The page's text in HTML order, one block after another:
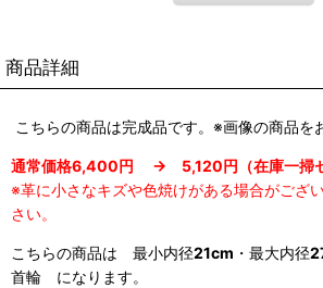
商品詳細
こちらの商品は完成品です。※画像の商品を
通常価格6,400円 → 5,120円（在庫一掃セ
※革に小さなキズや色焼けがある場合がござ
さい。
こちらの商品は 最小内径21cm ・最大内径
首輪 になります。